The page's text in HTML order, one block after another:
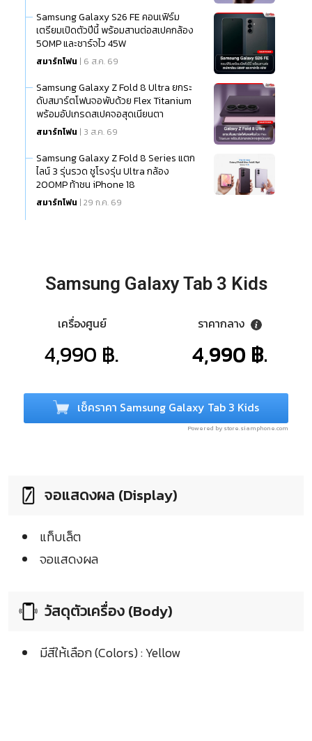
Samsung Galaxy S26 FE คอนเฟิร์ม
เตรียมเปิดตัวปีนี้ พร้อมสานต่อสเปคกล้อง
50MP และชาร์จไว 45W
สมาร์ทโฟน | 6 ส.ค. 69
Samsung Galaxy Z Fold 8 Ultra ยกระ
ดับสมาร์ตโฟนจอพับด้วย Flex Titanium
พร้อมอัปเกรดสเปคจอสุดเนียนตา
สมาร์ทโฟน | 3 ส.ค. 69
Samsung Galaxy Z Fold 8 Series แตก
ไลน์ 3 รุ่นรวด ชูโรงรุ่น Ultra กล้อง
200MP ท้าชน iPhone 18
สมาร์ทโฟน | 29 ก.ค. 69
Samsung Galaxy Tab 3 Kids
เครื่องศูนย์
4,990 ฿.
ราคากลาง
4,990 ฿.
เช็คราคา Samsung Galaxy Tab 3 Kids
Powered by store.siamphone.com
จอแสดงผล (Display)
แท็บเล็ต
จอแสดงผล
วัสดุตัวเครื่อง (Body)
มีสีให้เลือก (Colors) : Yellow